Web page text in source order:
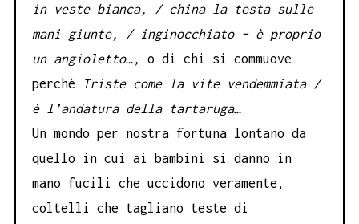
in veste bianca, / china la testa sulle
mani giunte, / inginocchiato – è proprio
un angioletto…, o di chi si commuove
perchè
Triste come la vite vendemmiata /
è l’andatura della tartaruga…
Un mondo per nostra fortuna lontano da
quello in cui ai bambini si danno in
mano fucili che uccidono veramente,
coltelli che tagliano teste di